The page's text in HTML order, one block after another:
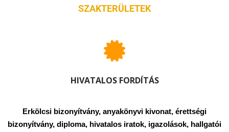
SZAKTERÜLETEK
HIVATALOS FORDÍTÁS
Erkölcsi bizonyítvány, anyakönyvi kivonat, érettségi
bizonyítvány, diploma, hivatalos iratok, igazolások, hallgatói